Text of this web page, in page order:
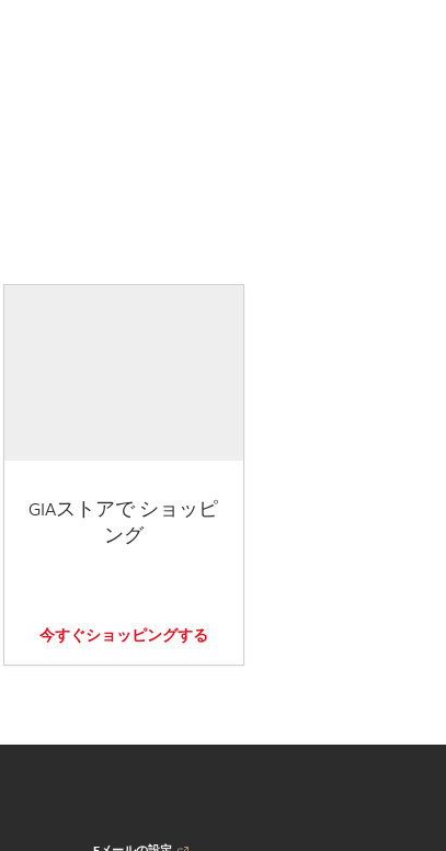
GIAストアで ショッピ
ング
今すぐショッピングする